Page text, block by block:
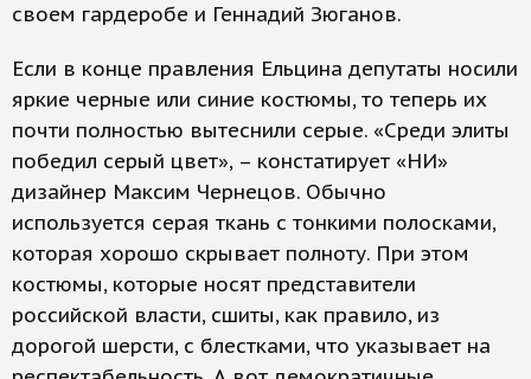
своем гардеробе и Геннадий Зюганов.
Если в конце правления Ельцина депутаты носили
яркие черные или синие костюмы, то теперь их
почти полностью вытеснили серые. «Среди элиты
победил серый цвет», – констатирует «НИ»
дизайнер Максим Чернецов. Обычно
используется серая ткань с тонкими полосками,
которая хорошо скрывает полноту. При этом
костюмы, которые носят представители
российской власти, сшиты, как правило, из
дорогой шерсти, с блестками, что указывает на